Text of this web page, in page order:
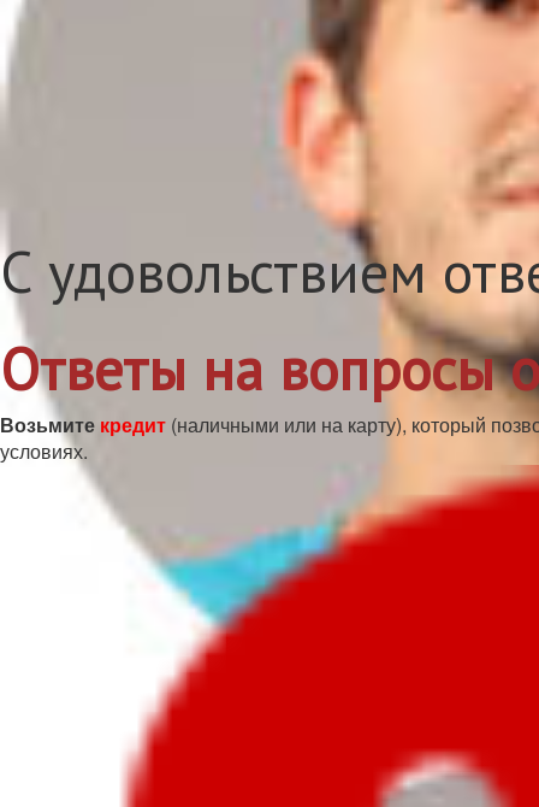
С удовольствием
Ответы на вопросы
Возьмите кредит (наличными или на карту), который
условиях.